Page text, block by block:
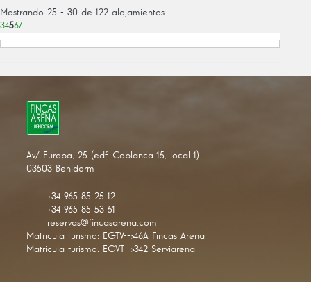
Mostrando 25 - 30 de 122 alojamientos
34567
Av/ Europa, 25 (edf. Coblanca 15, local 1).
03503 Benidorm
+34 965 85 25 12
+34 965 85 53 51
reservas@fincasarena.com
Matricula turismo: EGTV-->46A Fincas Arena
Matricula turismo: EGVT-->342 Serviarena